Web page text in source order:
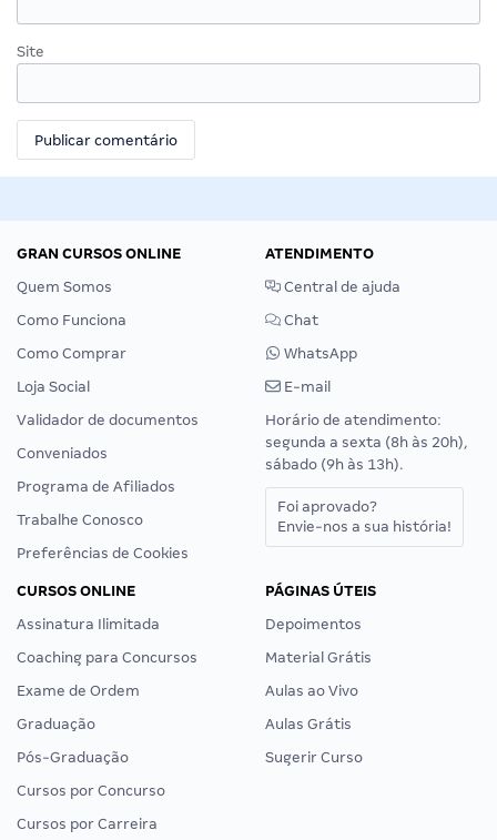
Site
GRAN CURSOS ONLINE
Quem Somos
Como Funciona
Como Comprar
Loja Social
Validador de documentos
Conveniados
Programa de Afiliados
Trabalhe Conosco
Preferências de Cookies
ATENDIMENTO
Central de ajuda
Chat
WhatsApp
E-mail
Horário de atendimento:
segunda a sexta (8h às 20h),
sábado (9h às 13h).
Foi aprovado?
Envie-nos a sua história!
CURSOS ONLINE
Assinatura Ilimitada
Coaching para Concursos
Exame de Ordem
Graduação
Pós-Graduação
Cursos por Concurso
Cursos por Carreira
PÁGINAS ÚTEIS
Depoimentos
Material Grátis
Aulas ao Vivo
Aulas Grátis
Sugerir Curso